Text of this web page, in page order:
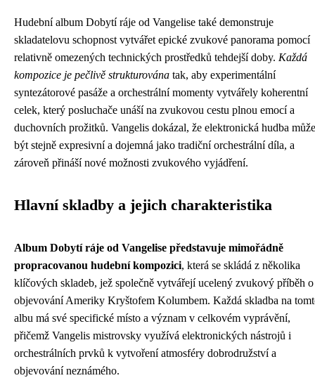
Hudební album Dobytí ráje od Vangelise také demonstruje
skladatelovu schopnost vytvářet epické zvukové panorama pomocí
relativně omezených technických prostředků tehdejší doby. Každá
kompozice je pečlivě strukturována tak, aby experimentální
syntezátorové pasáže a orchestrální momenty vytvářely koherentní
celek, který posluchače unáší na zvukovou cestu plnou emocí a
duchovních prožitků. Vangelis dokázal, že elektronická hudba může
být stejně expresivní a dojemná jako tradiční orchestrální díla, a
zároveň přináší nové možnosti zvukového vyjádření.
Hlavní skladby a jejich charakteristika
Album Dobytí ráje od Vangelise představuje mimořádně
propracovanou hudební kompozici, která se skládá z několika
klíčových skladeb, jež společně vytvářejí ucelený zvukový příběh o
objevování Ameriky Kryštofem Kolumbem. Každá skladba na
albu má své specifické místo a význam v celkovém vyprávění,
přičemž Vangelis mistrovsky využívá elektronických nástrojů i
orchestrálních prvků k vytvoření atmosféry dobrodružství a
objevování neznámého.